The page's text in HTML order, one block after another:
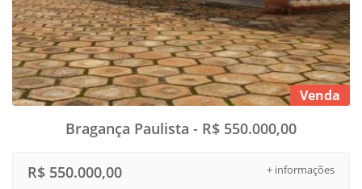
Venda
Bragança Paulista - R$ 550.000,00
+ informações
R$ 550.000,00